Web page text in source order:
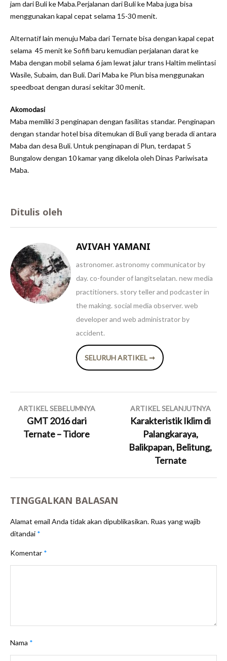
jam dari Buli ke Maba.Perjalanan dari Buli ke Maba juga bisa
menggunakan kapal cepat selama 15-30 menit.
Alternatif lain menuju Maba dari Ternate bisa dengan kapal cepat
selama 45 menit ke Sofifi baru kemudian perjalanan darat ke
Maba dengan mobil selama 6 jam lewat jalur trans Haltim melintasi
Wasile, Subaim, dan Buli. Dari Maba ke Plun bisa menggunakan
speedboat dengan durasi sekitar 30 menit.
Akomodasi
Maba memiliki 3 penginapan dengan fasilitas standar. Penginapan
dengan standar hotel bisa ditemukan di Buli yang berada di antara
Maba dan desa Buli. Untuk penginapan di Plun, terdapat 5
Bungalow dengan 10 kamar yang dikelola oleh Dinas Pariwisata
Maba.
Ditulis oleh
AVIVAH YAMANI
astronomer. astronomy communicator by
day. co-founder of langitselatan. new media
practitioners. story teller and podcaster in
the making. social media observer. web
developer and web administrator by
accident.
SELURUH ARTIKEL ➞
Navigasi
ARTIKEL SEBELUMNYA
GMT 2016 dari
Ternate – Tidore
ARTIKEL SELANJUTNYA
Karakteristik Iklim di
Palangkaraya,
Balikpapan, Belitung,
Ternate
TINGGALKAN BALASAN
Alamat email Anda tidak akan dipublikasikan. Ruas yang wajib
ditandai *
Komentar *
Nama *